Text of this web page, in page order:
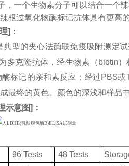
，一个生物素分子可以结合一个
根过氧化物酶标记抗体具有更高
] ：
型的夹心法酶联免疫吸附测定
多克隆抗体，经生物素（biotin
标记的亲和素反应；经过PBS
终的黄色。颜色的深浅和样品
示意图] ：
96 Tests 48 Tests